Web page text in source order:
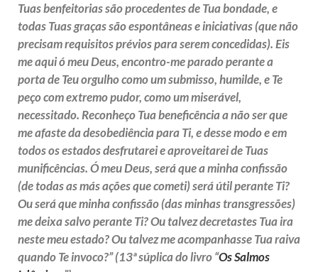
Tuas benfeitorias são procedentes de Tua bondade, e
todas Tuas graças são espontâneas e iniciativas (que não
precisam requisitos prévios para serem concedidas). Eis
me aqui ó meu Deus, encontro-me parado perante a
porta de Teu orgulho como um submisso, humilde, e Te
peço com extremo pudor, como um miserável,
necessitado. Reconheço Tua beneficência a não ser que
me afaste da desobediência para Ti, e desse modo e em
todos os estados desfrutarei e aproveitarei de Tuas
munificências. Ó meu Deus, será que a minha confissão
(de todas as más ações que cometi) será útil perante Ti?
Ou será que minha confissão (das minhas transgressões)
me deixa salvo perante Ti? Ou talvez decretastes Tua ira
neste meu estado? Ou talvez me acompanhasse Tua raiva
quando Te invoco?” (13ª súplica do livro “Os Salmos